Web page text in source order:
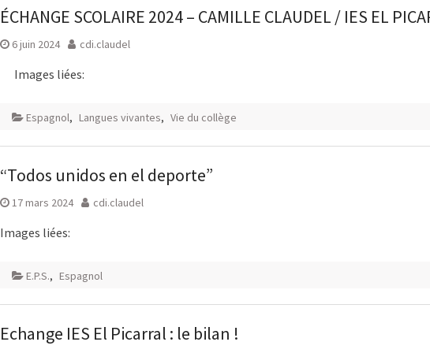
ÉCHANGE SCOLAIRE 2024 – CAMILLE CLAUDEL / IES EL
6 juin 2024 cdi.claudel
Images liées:
Espagnol, Langues vivantes, Vie du collège
“Todos unidos en el deporte”
17 mars 2024 cdi.claudel
Images liées:
E.P.S., Espagnol
Echange IES El Picarral : le bilan !